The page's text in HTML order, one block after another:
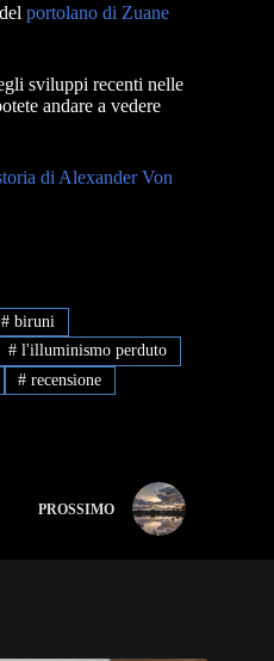
portolano di Zuane
sviluppi recenti nelle
andare a vedere
di Alexander Von
# biruni
# l'illuminismo perduto
# recensione
PROSSIMO